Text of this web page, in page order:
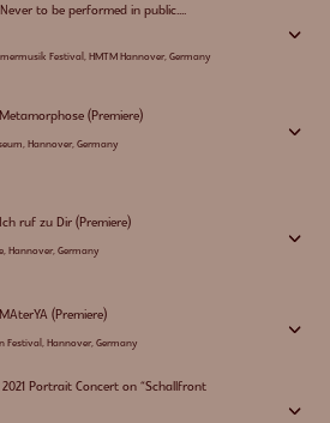
to be performed in public....
Festival, HMTM Hannover, Germany
3
(Premiere)
Hannover, Germany
3
ruf zu Dir (Premiere)
Hannover, Germany
3
(Premiere)
Festival, Hannover, Germany
3
Portrait Concert on “Schallfront
3